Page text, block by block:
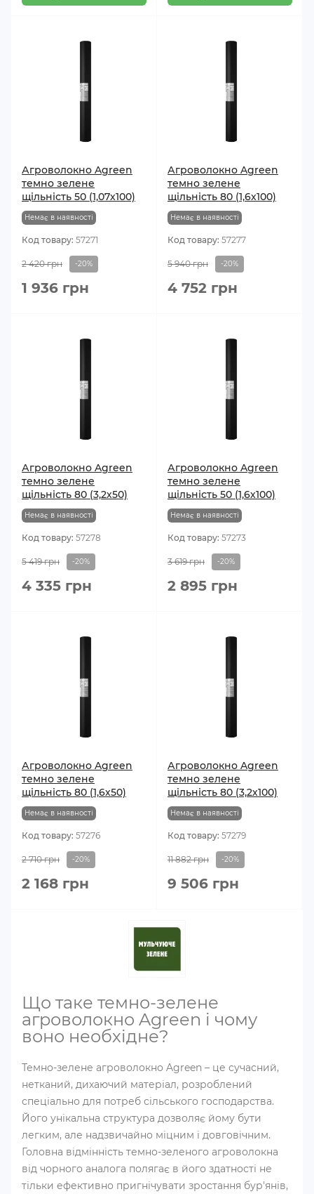
Агроволокно Agreen
темно зелене
щільність 50 (1,07х100)
Немає в наявності
Код товару: 57271
2 420 грн -20%
1 936 грн
Агроволокно Agreen
темно зелене
щільність 80 (1,6х100)
Немає в наявності
Код товару: 57277
5 940 грн -20%
4 752 грн
Агроволокно Agreen
темно зелене
щільність 80 (3,2х50)
Немає в наявності
Код товару: 57278
5 419 грн -20%
4 335 грн
Агроволокно Agreen
темно зелене
щільність 50 (1,6х100)
Немає в наявності
Код товару: 57273
3 619 грн -20%
2 895 грн
Агроволокно Agreen
темно зелене
щільність 80 (1,6х50)
Немає в наявності
Код товару: 57276
2 710 грн -20%
2 168 грн
Агроволокно Agreen
темно зелене
щільність 80 (3,2х100)
Немає в наявності
Код товару: 57279
11 882 грн -20%
9 506 грн
Що таке темно-зелене
агроволокно Agreen і чому
воно необхідне?
Темно-зелене агроволокно Agreen – це сучасний,
нетканий, дихаючий матеріал, розроблений
спеціально для потреб сільського господарства.
Його унікальна структура дозволяє йому бути
легким, але надзвичайно міцним і довговічним.
Головна відмінність темно-зеленого агроволокна
від чорного аналога полягає в його здатності не
тільки ефективно пригнічувати зростання бур'янів,